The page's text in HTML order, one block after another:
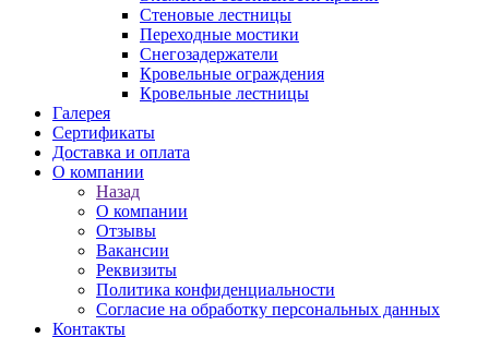
Стеновые лестницы
Переходные мостики
Снегозадержатели
Кровельные ограждения
Кровельные лестницы
Галерея
Сертификаты
Доставка и оплата
О компании
Назад
О компании
Отзывы
Вакансии
Реквизиты
Политика конфиденциальности
Согласие на обработку персональных данных
Контакты